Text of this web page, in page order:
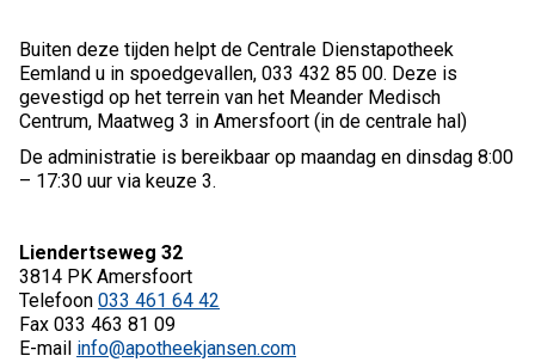
Buiten deze tijden helpt de Centrale Dienstapotheek
Eemland u in spoedgevallen, 033 432 85 00. Deze is
gevestigd op het terrein van het Meander Medisch
Centrum, Maatweg 3 in Amersfoort (in de centrale hal)
De administratie is bereikbaar op maandag en dinsdag 8:00
– 17:30 uur via keuze 3.
Liendertseweg 32
3814 PK Amersfoort
Telefoon 033 461 64 42
Fax 033 463 81 09
E-mail info@apotheekjansen.com